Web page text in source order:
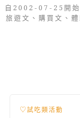
自2002-07-25開始
旅遊文、購買文、
♡試吃類活動